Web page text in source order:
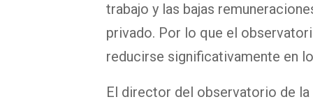
trabajo y las bajas
privado. Por lo que el
reducirse significativamente en
El director del observatorio de la